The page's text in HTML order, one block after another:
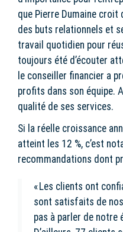
que Pierre Dumaine croit
des buts relationnels et
travail quotidien pour
toujours été d’écouter
le conseiller financier a
profits dans son équipe.
qualité de ses services.
Si la réelle croissance
atteint les 12 %, c’est
recommandations dont
« Les clients ont
sont satisfaits de
pas à parler de notre